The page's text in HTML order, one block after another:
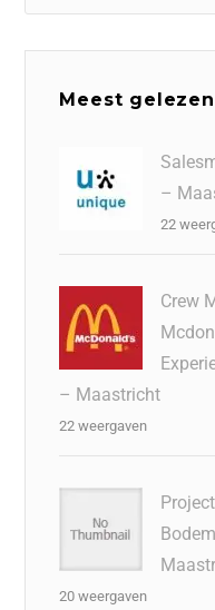
Meest gelezen
–
22
Crew
– Maastricht
22 weergaven
20 weergaven